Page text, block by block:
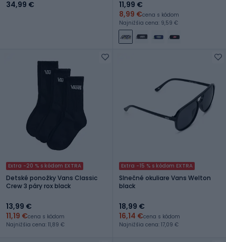
34,99 €
11,99 €
8,99 €cena s kódom
Najnižšia cena: 9,59 €
Extra -20 % s kódom EXTRA
Detské ponožky Vans Classic
Crew 3 páry rox black
13,99 €
11,19 €cena s kódom
Najnižšia cena: 11,89 €
Extra -15 % s kódom EXTRA
Slnečné okuliare Vans Welton
black
18,99 €
16,14 €cena s kódom
Najnižšia cena: 17,09 €